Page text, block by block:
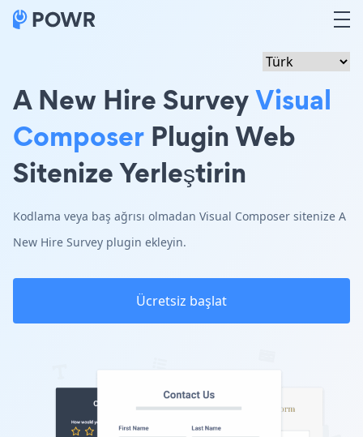
A New Hire SurveyVisual
Composer Plugin Web
Sitenize Yerleştirin
Kodlama veya baş ağrısı olmadan Visual Composer sitenize A
New Hire Survey plugin ekleyin.
Ücretsiz başlat